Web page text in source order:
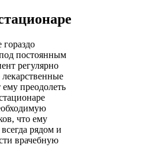
гораздо
постоянным
регулярно
преодолеть
что ему
рядом и
врачебную